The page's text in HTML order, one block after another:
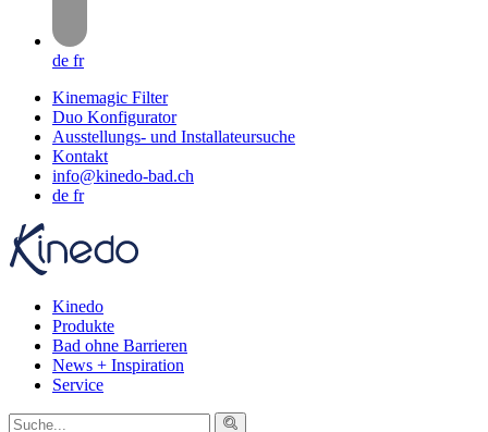
de fr
Kinemagic Filter
Duo Konfigurator
Ausstellungs- und Installateursuche
Kontakt
info@kinedo-bad.ch
de fr
Kinedo
Produkte
Bad ohne Barrieren
News + Inspiration
Service